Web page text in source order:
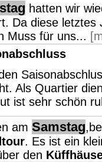
hatten wir
Da diese
Muss für uns...
Als Quartier
ist sehr schön
amSamstag
. Es ist ein
den